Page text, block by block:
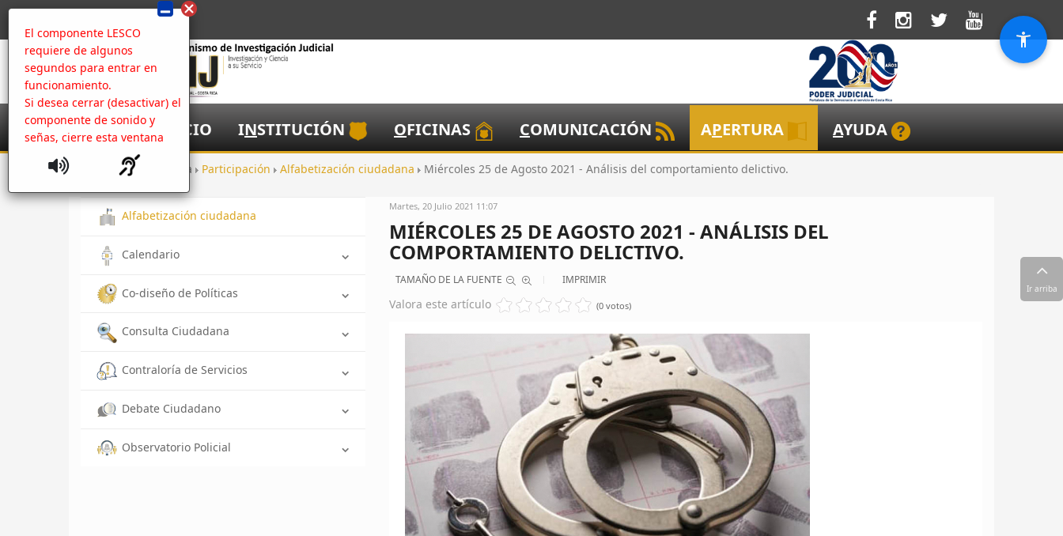
El componente LESCO
requiere de algunos
segundos para entrar en
funcionamiento.
Si desea cerrar (desactivar) el
componente de sonido y
señas, cierre esta ventana
NICIO INSTITUCIÓN OFICINAS COMUNICACIÓN APERTURA AYUDA
Inicio Apertura Participación Alfabetización ciudadana Miércoles 25 de Agosto 2021 - Análisis del comportamiento delictivo.
Alfabetización ciudadana
Calendario
Co-diseño de Políticas
Consulta Ciudadana
Contraloría de Servicios
Debate Ciudadano
Observatorio Policial
Martes, 20 Julio 2021 11:07
MIÉRCOLES 25 DE AGOSTO 2021 - ANÁLISIS DEL
COMPORTAMIENTO DELICTIVO.
TAMAÑO DE LA FUENTE IMPRIMIR
Valora este artículo (0 votos)
Ir arriba